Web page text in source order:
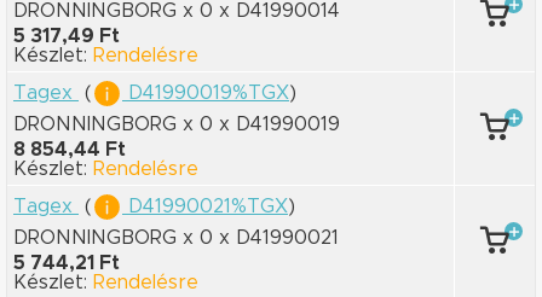
DRONNINGBORG x 0 x D41990014
5 317,49 Ft
Készlet: Rendelésre
Tagex
( D41990019%TGX)
DRONNINGBORG x 0 x D41990019
8 854,44 Ft
Készlet: Rendelésre
Tagex
( D41990021%TGX)
DRONNINGBORG x 0 x D41990021
5 744,21 Ft
Készlet: Rendelésre